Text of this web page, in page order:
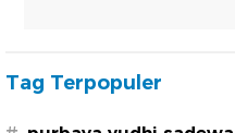
Tag Terpopuler